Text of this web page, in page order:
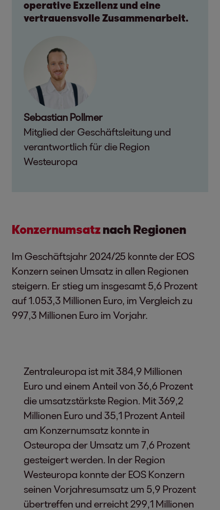
operative Exzellenz und eine
vertrauensvolle Zusammenarbeit.
Sebastian Pollmer
Mitglied der Geschäftsleitung und
verantwortlich für die Region
Westeuropa
Konzernumsatznach Regionen
Im Geschäftsjahr 2024/25 konnte der EOS
Konzern seinen Umsatz in allen Regionen
steigern. Er stieg um insgesamt 5,6 Prozent
auf 1.053,3 Millionen Euro, im Vergleich zu
997,3 Millionen Euro im Vorjahr.
Zentraleuropa ist mit 384,9 Millionen
Euro und einem Anteil von 36,6 Prozent
die umsatzstärkste Region. Mit 369,2
Millionen Euro und 35,1 Prozent Anteil
am Konzernumsatz konnte in
Osteuropa der Umsatz um 7,6 Prozent
gesteigert werden. In der Region
Westeuropa konnte der EOS Konzern
seinen Vorjahresumsatz um 5,9 Prozent
übertreffen und erreicht 299,1 Millionen